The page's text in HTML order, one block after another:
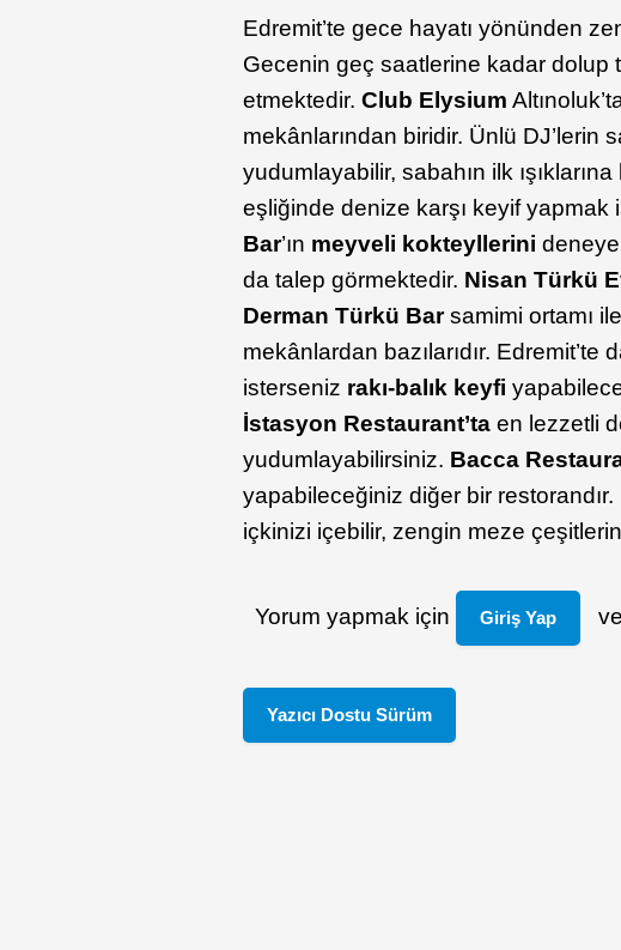
Edremit’te gece hayatı yönünden
Gecenin geç saatlerine kadar
etmektedir.Club Elysium
mekânlarından biridir. Ünlü DJ’lerin
yudumlayabilir, sabahın ilk
eşliğinde denize karşı keyif yapmak
Bar’ın meyveli kokteyllerini
da talep görmektedir. Nisan Türkü
Derman Türkü Barsamimi ortamı
mekânlardan bazılarıdır.
isterseniz rakı-balık keyfi
İstasyon Restaurant’ta en lezzetli
yudumlayabilirsiniz. Bacca
yapabileceğiniz diğer bir restorandır.
içkinizi içebilir, zengin meze
Yorum yapmak için Giriş Yap
Yazıcı Dostu Sürüm